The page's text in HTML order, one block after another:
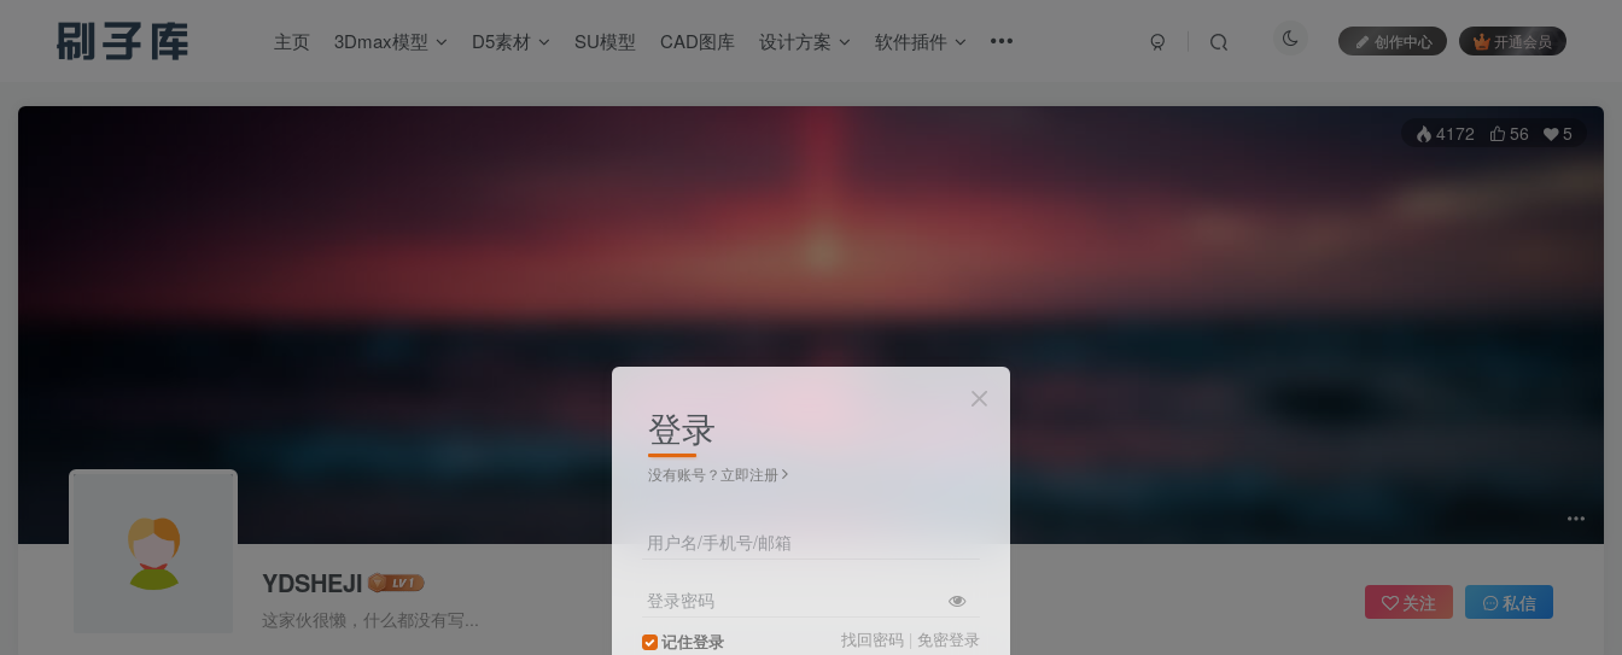
主页 3Dmax模型 D5素材 SU模型 CAD图库 设计方案 软件插件 创作中心 开通会员
4172 56 5
YDSHEJI
这家伙很懒，什么都没有写...
关注 私信
登录
没有账号？立即注册
用户名/手机号/邮箱
登录密码
记住登录 找回密码 | 免密登录